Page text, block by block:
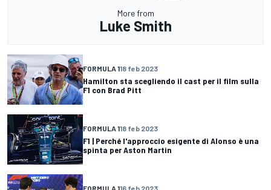
More from
Luke Smith
FORMULA 118 feb 2023
Hamilton sta scegliendo il cast per il film sulla
F1 con Brad Pitt
FORMULA 118 feb 2023
F1 | Perché l'approccio esigente di Alonso è una
spinta per Aston Martin